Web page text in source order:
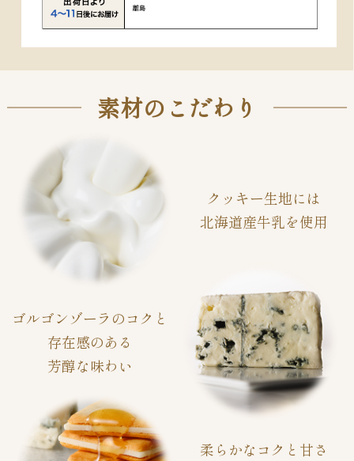
素材のこだわり
クッキー生地には
北海道産牛乳を使用
ゴルゴンゾーラのコクと
存在感のある
芳醇な味わい
柔らかなコクと甘さ